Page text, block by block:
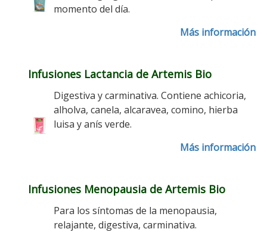
momento del día.
Más información
Infusiones Lactancia de Artemis Bio
Digestiva y carminativa. Contiene achicoria,
alholva, canela, alcaravea, comino, hierba
luisa y anís verde.
Más información
Infusiones Menopausia de Artemis Bio
Para los síntomas de la menopausia,
relajante, digestiva, carminativa.